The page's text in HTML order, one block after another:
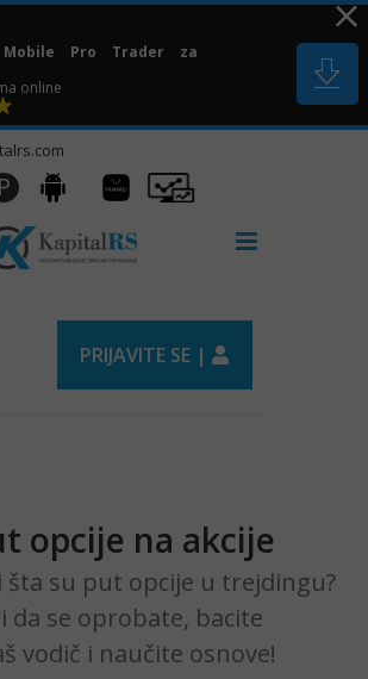
Mobile Pro Trader za
online
P Android
Huawei
AppGallery
Pro
Trader
PRIJAVITE SE |
opcije na akcije
šta su put opcije u trejdingu?
da se oprobate, bacite
vodič i naučite osnove!